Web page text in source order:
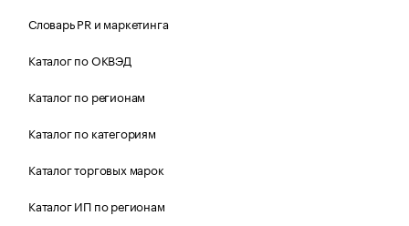
Словарь PR и маркетинга
Каталог по ОКВЭД
Каталог по регионам
Каталог по категориям
Каталог торговых марок
Каталог ИП по регионам